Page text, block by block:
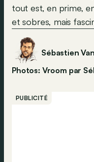
tout est, en prime,
et sobres, mais
Sébastien
Photos: Vroom par
PUBLICITÉ